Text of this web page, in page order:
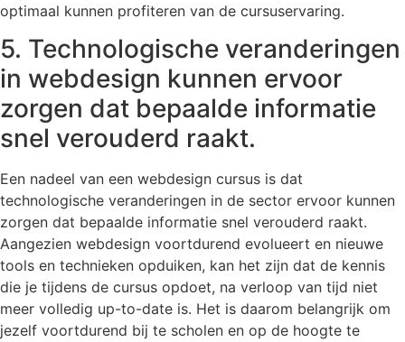
optimaal kunnen profiteren van de cursuservaring.
5. Technologische veranderingen
in webdesign kunnen ervoor
zorgen dat bepaalde informatie
snel verouderd raakt.
Een nadeel van een webdesign cursus is dat
technologische veranderingen in de sector ervoor kunnen
zorgen dat bepaalde informatie snel verouderd raakt.
Aangezien webdesign voortdurend evolueert en nieuwe
tools en technieken opduiken, kan het zijn dat de kennis
die je tijdens de cursus opdoet, na verloop van tijd niet
meer volledig up-to-date is. Het is daarom belangrijk om
jezelf voortdurend bij te scholen en op de hoogte te